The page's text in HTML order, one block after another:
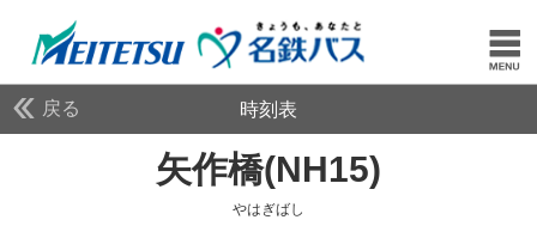
戻る 時刻表
矢作橋(NH15)
やはぎばし